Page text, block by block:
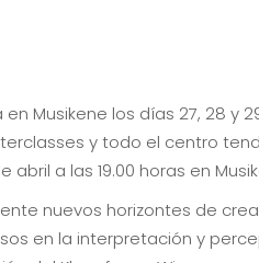
Musikene los días 27, 28 y
y todo el centro
a las 19.00 horas en
nuevos horizontes de
en la interpretación y